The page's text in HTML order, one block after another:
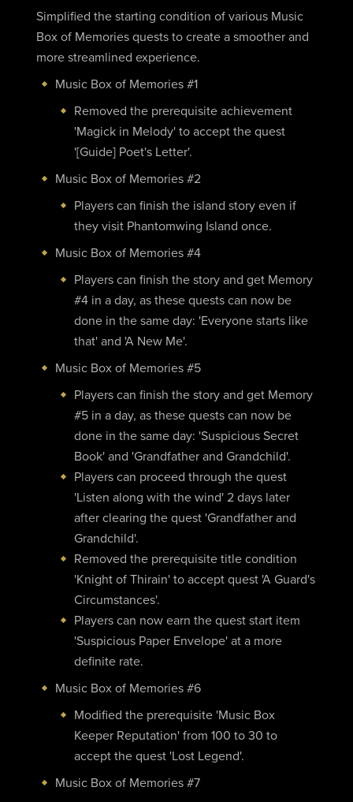
Simplified the starting condition of various Music
Box of Memories quests to create a smoother and
more streamlined experience.
Music Box of Memories #1
Removed the prerequisite achievement
'Magick in Melody' to accept the quest
'[Guide] Poet's Letter'.
Music Box of Memories #2
Players can finish the island story even if
they visit Phantomwing Island once.
Music Box of Memories #4
Players can finish the story and get Memory
#4 in a day, as these quests can now be
done in the same day: 'Everyone starts like
that' and 'A New Me'.
Music Box of Memories #5
Players can finish the story and get Memory
#5 in a day, as these quests can now be
done in the same day: 'Suspicious Secret
Book' and 'Grandfather and Grandchild'.
Players can proceed through the quest
'Listen along with the wind' 2 days later
after clearing the quest 'Grandfather and
Grandchild'.
Removed the prerequisite title condition
'Knight of Thirain' to accept quest 'A Guard's
Circumstances'.
Players can now earn the quest start item
'Suspicious Paper Envelope' at a more
definite rate.
Music Box of Memories #6
Modified the prerequisite 'Music Box
Keeper Reputation' from 100 to 30 to
accept the quest 'Lost Legend'.
Music Box of Memories #7